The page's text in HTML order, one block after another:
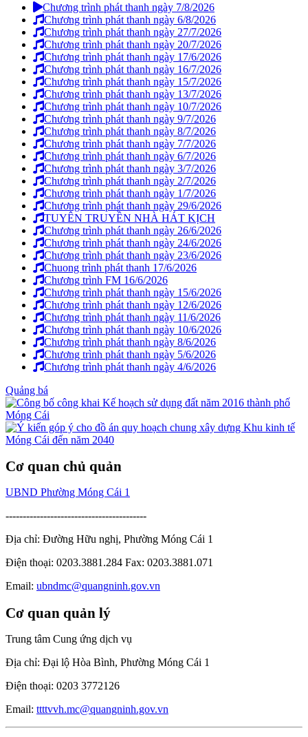
Chương trình phát thanh ngày 7/8/2026
Chương trình phát thanh ngày 6/8/2026
Chương trình phát thanh ngày 27/7/2026
Chương trình phát thanh ngày 20/7/2026
Chương trình phát thanh ngày 17/6/2026
Chương trình phát thanh ngày 16/7/2026
Chương trình phát thanh ngày 15/7/2026
Chương trình phát thanh ngày 13/7/2026
Chương trình phát thanh ngày 10/7/2026
Chương trình phát thanh ngày 9/7/2026
Chương trình phát thanh ngày 8/7/2026
Chương trình phát thanh ngày 7/7/2026
Chương trình phát thanh ngày 6/7/2026
Chương trình phát thanh ngày 3/7/2026
Chương trình phát thanh ngày 2/7/2026
Chương trình phát thanh ngày 1/7/2026
Chương trình phát thanh ngày 29/6/2026
TUYÊN TRUYỀN NHÀ HÁT KỊCH
Chương trình phát thanh ngày 26/6/2026
Chương trình phát thanh ngày 24/6/2026
Chương trình phát thanh ngày 23/6/2026
Chuong trình phát thanh 17/6/2026
Chương trình FM 16/6/2026
Chương trình phát thanh ngày 15/6/2026
Chương trình phát thanh ngày 12/6/2026
Chương trình phát thanh ngày 11/6/2026
Chương trình phát thanh ngày 10/6/2026
Chương trình phát thanh ngày 8/6/2026
Chương trình phát thanh ngày 5/6/2026
Chương trình phát thanh ngày 4/6/2026
Quảng bá
Cơ quan chủ quản
UBND Phường Móng Cái 1
-----------------------------------------
Địa chỉ: Đường Hữu nghị, Phường Móng Cái 1
Điện thoại: 0203.3881.284 Fax: 0203.3881.071
Email: ubndmc@quangninh.gov.vn
Cơ quan quản lý
Trung tâm Cung ứng dịch vụ
Địa chỉ: Đại lộ Hòa Bình, Phường Móng Cái 1
Điện thoại: 0203 3772126
Email: ttttvvh.mc@quangninh.gov.vn